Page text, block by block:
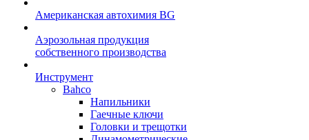
Американская автохимия BG
Аэрозольная продукция
собственного производства
Инструмент
Bahco
Напильники
Гаечные ключи
Головки и трещотки